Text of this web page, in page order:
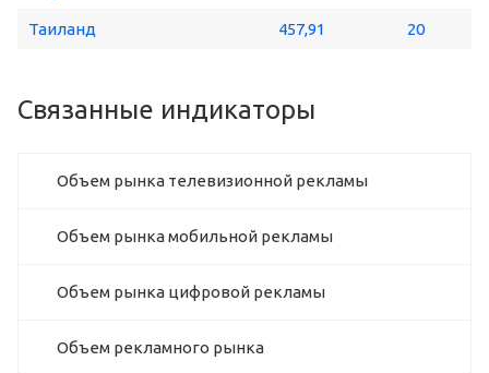
Таиланд 457,91 20
Связанные индикаторы
Объем рынка телевизионной рекламы
Объем рынка мобильной рекламы
Объем рынка цифровой рекламы
Объем рекламного рынка